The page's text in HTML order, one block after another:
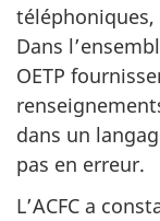
Dans
OETP
dans un
pas en erreur.
L’ACFC a